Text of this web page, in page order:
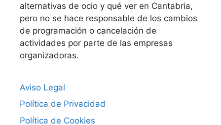
alternativas de ocio y qué ver en Cantabria,
pero no se hace responsable de los cambios
de programación o cancelación de
actividades por parte de las empresas
organizadoras.
Aviso Legal
Política de Privacidad
Política de Cookies